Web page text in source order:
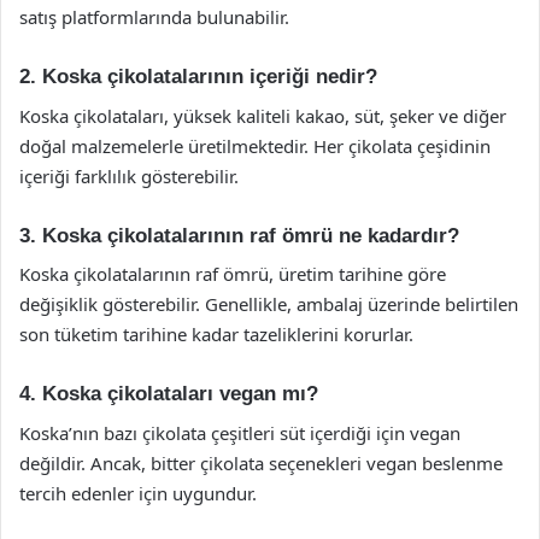
satış platformlarında bulunabilir.
2. Koska çikolatalarının içeriği nedir?
Koska çikolataları, yüksek kaliteli kakao, süt, şeker ve diğer
doğal malzemelerle üretilmektedir. Her çikolata çeşidinin
içeriği farklılık gösterebilir.
3. Koska çikolatalarının raf ömrü ne kadardır?
Koska çikolatalarının raf ömrü, üretim tarihine göre
değişiklik gösterebilir. Genellikle, ambalaj üzerinde belirtilen
son tüketim tarihine kadar tazeliklerini korurlar.
4. Koska çikolataları vegan mı?
Koska’nın bazı çikolata çeşitleri süt içerdiği için vegan
değildir. Ancak, bitter çikolata seçenekleri vegan beslenme
tercih edenler için uygundur.